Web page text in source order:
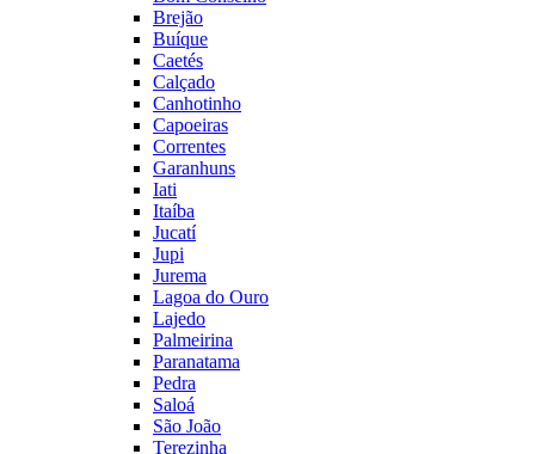
Brejão
Buíque
Caetés
Calçado
Canhotinho
Capoeiras
Correntes
Garanhuns
Iati
Itaíba
Jucatí
Jupi
Jurema
Lagoa do Ouro
Lajedo
Palmeirina
Paranatama
Pedra
Saloá
São João
Terezinha